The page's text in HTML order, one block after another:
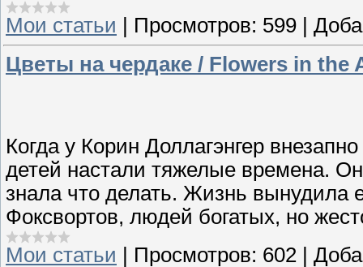
Мои статьи
Просмотров: 599
Цветы на чердаке / Flowers in the
Когда у Корин Доллагэнгер
детей настали тяжелые времена.
знала что делать. Жизнь вынудила
Фоксвортов, людей богатых, но
Мои статьи
Просмотров: 602